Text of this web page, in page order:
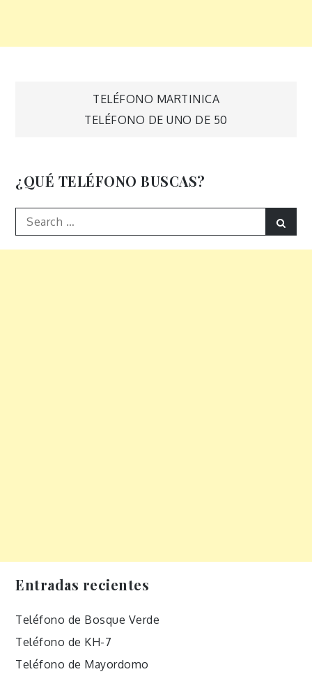
Navegación
entradas
TELÉFONO MARTINICA
TELÉFONO DE UNO DE 50
¿QUÉ TELÉFONO BUSCAS?
Search
for:
Entradas recientes
Teléfono de Bosque Verde
Teléfono de KH-7
Teléfono de Mayordomo